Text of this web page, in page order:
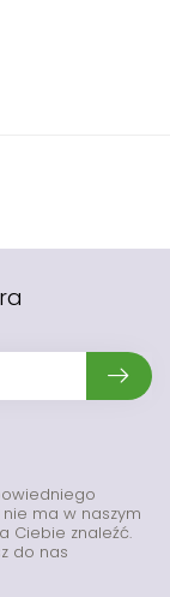
ma w naszym
Ciebie znaleźć.
do nas